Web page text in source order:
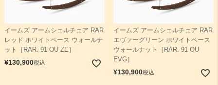
イームズ アームシェルチェア RAR
レッド ホワイトベース ウォールナ
ット［RAR. 91 OU ZE］
¥130,900税込
イームズ アームシェルチェア RAR
エヴァーグリーン ホワイトベース
ウォールナット［RAR. 91 OU
EVG］
¥130,900税込